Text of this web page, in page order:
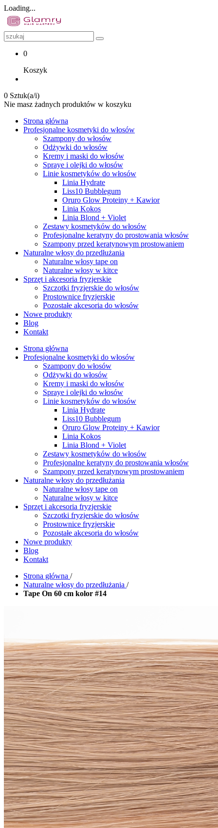
Loading...
0
Koszyk
0 Sztuk(a/i)
Nie masz żadnych produktów w koszyku
Strona główna
Profesjonalne kosmetyki do włosów
Szampony do włosów
Odżywki do włosów
Kremy i maski do włosów
Spraye i olejki do włosów
Linie kosmetyków do włosów
Linia Hydrate
Liss10 Bubblegum
Oruro Glow Proteiny + Kawior
Linia Kokos
Linia Blond + Violet
Zestawy kosmetyków do włosów
Profesjonalne keratyny do prostowania włosów
Szampony przed keratynowym prostowaniem
Naturalne włosy do przedłużania
Naturalne włosy tape on
Naturalne włosy w kitce
Sprzęt i akcesoria fryzjerskie
Szczotki fryzjerskie do włosów
Prostownice fryzjerskie
Pozostałe akcesoria do włosów
Nowe produkty
Blog
Kontakt
Strona główna
Profesjonalne kosmetyki do włosów
Szampony do włosów
Odżywki do włosów
Kremy i maski do włosów
Spraye i olejki do włosów
Linie kosmetyków do włosów
Linia Hydrate
Liss10 Bubblegum
Oruro Glow Proteiny + Kawior
Linia Kokos
Linia Blond + Violet
Zestawy kosmetyków do włosów
Profesjonalne keratyny do prostowania włosów
Szampony przed keratynowym prostowaniem
Naturalne włosy do przedłużania
Naturalne włosy tape on
Naturalne włosy w kitce
Sprzęt i akcesoria fryzjerskie
Szczotki fryzjerskie do włosów
Prostownice fryzjerskie
Pozostałe akcesoria do włosów
Nowe produkty
Blog
Kontakt
Strona główna /
Naturalne włosy do przedłużania /
Tape On 60 cm kolor #14